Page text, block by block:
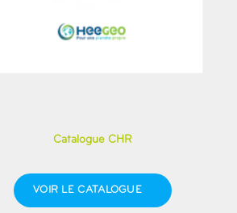
Catalogue CHR
VOIR LE CATALOGUE